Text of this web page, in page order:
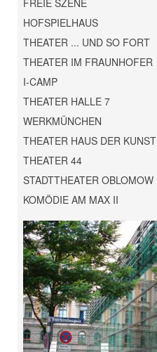
FREIE SZENE
HOFSPIELHAUS
THEATER ... UND SO FORT
THEATER IM FRAUNHOFER
I-CAMP
THEATER HALLE 7
WERKMÜNCHEN
THEATER HAUS DER KUNST
THEATER 44
STADTTHEATER OBLOMOW
KOMÖDIE AM MAX II